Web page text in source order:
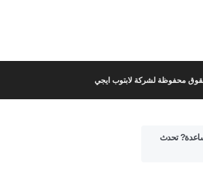
محفوظة لشركة لابتوب ايجي
تحدث